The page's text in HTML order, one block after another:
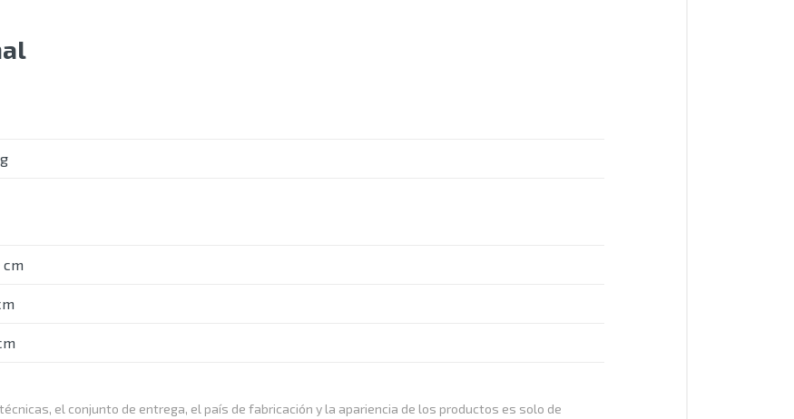
cm
el conjunto de entrega, el país de fabricación y la apariencia de los productos es solo de